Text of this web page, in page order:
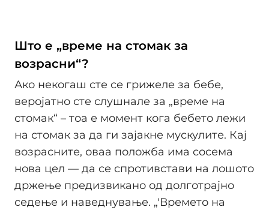
Што е „време на стомак за
возрасни“?
Ако некогаш сте се грижеле за бебе,
веројатно сте слушнале за „време на
стомак“ – тоа е момент кога бебето лежи
на стомак за да ги зајакне мускулите. Кај
возрасните, оваа положба има сосема
нова цел — да се спротивстави на лошото
држење предизвикано од долготрајно
седење и наведнување. „'Времето на